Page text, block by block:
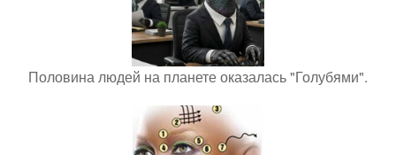
Половина людей на планете оказалась "Голубями".